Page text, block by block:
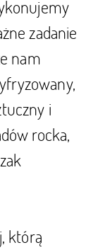
zadanie
nam
i
rocka,
którą